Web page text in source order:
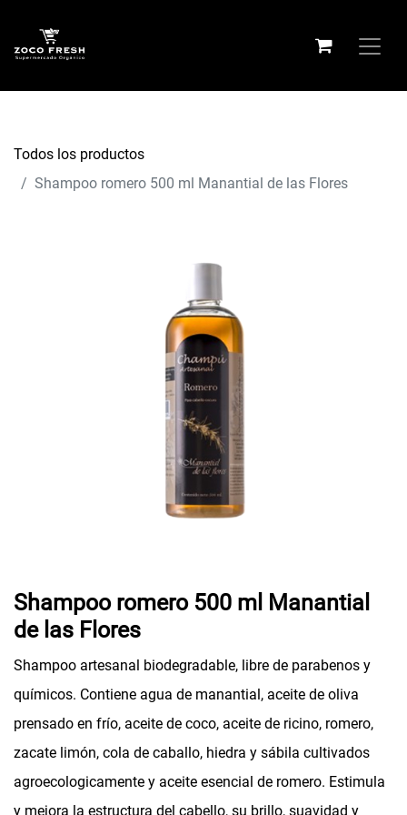
Todos los productos
Shampoo romero 500 ml Manantial de las Flores
Shampoo romero 500 ml Manantial
de las Flores
Shampoo artesanal biodegradable, libre de parabenos y
químicos. Contiene agua de manantial, aceite de oliva
prensado en frío, aceite de coco, aceite de ricino, romero,
zacate limón, cola de caballo, hiedra y sábila cultivados
agroecologicamente y aceite esencial de romero. Estimula
y mejora la estructura del cabello, su brillo, suavidad y